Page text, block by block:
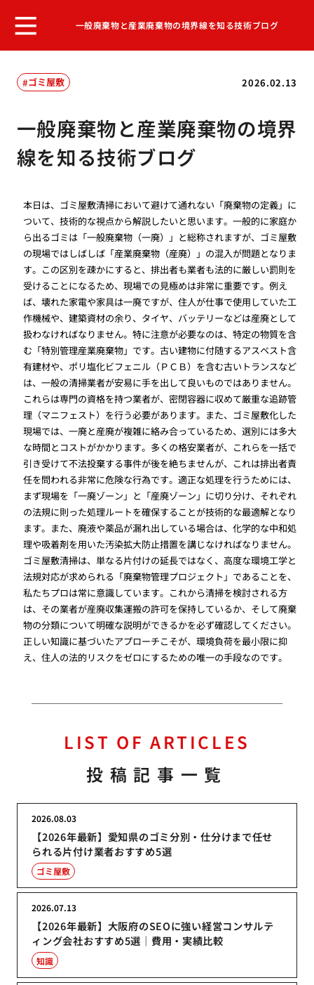
一般廃棄物と産業廃棄物の境界線を知る技術ブログ
2026.02.13
ゴミ屋敷
一般廃棄物と産業廃棄物の境界
線を知る技術ブログ
本日は、ゴミ屋敷清掃において避けて通れない「廃棄物の定義」に
ついて、技術的な視点から解説したいと思います。一般的に家庭か
ら出るゴミは「一般廃棄物（一廃）」と総称されますが、ゴミ屋敷
の現場ではしばしば「産業廃棄物（産廃）」の混入が問題となりま
す。この区別を疎かにすると、排出者も業者も法的に厳しい罰則を
受けることになるため、現場での見極めは非常に重要です。例え
ば、壊れた家電や家具は一廃ですが、住人が仕事で使用していた工
作機械や、建築資材の余り、タイヤ、バッテリーなどは産廃として
扱わなければなりません。特に注意が必要なのは、特定の物質を含
む「特別管理産業廃棄物」です。古い建物に付随するアスベスト含
有建材や、ポリ塩化ビフェニル（ＰＣＢ）を含む古いトランスなど
は、一般の清掃業者が安易に手を出して良いものではありません。
これらは専門の資格を持つ業者が、密閉容器に収めて厳重な追跡管
理（マニフェスト）を行う必要があります。また、ゴミ屋敷化した
現場では、一廃と産廃が複雑に絡み合っているため、選別には多大
な時間とコストがかかります。多くの格安業者が、これらを一括で
引き受けて不法投棄する事件が後を絶ちませんが、これは排出者責
任を問われる非常に危険な行為です。適正な処理を行うためには、
まず現場を「一廃ゾーン」と「産廃ゾーン」に切り分け、それぞれ
の法規に則った処理ルートを確保することが技術的な最適解となり
ます。また、廃液や薬品が漏れ出している場合は、化学的な中和処
理や吸着剤を用いた汚染拡大防止措置を講じなければなりません。
ゴミ屋敷清掃は、単なる片付けの延長ではなく、高度な環境工学と
法規対応が求められる「廃棄物管理プロジェクト」であることを、
私たちプロは常に意識しています。これから清掃を検討される方
は、その業者が産廃収集運搬の許可を保持しているか、そして廃棄
物の分類について明確な説明ができるかを必ず確認してください。
正しい知識に基づいたアプローチこそが、環境負荷を最小限に抑
え、住人の法的リスクをゼロにするための唯一の手段なのです。
LIST OF ARTICLES
投稿記事一覧
【2026年最新】愛知県のゴミ分別・仕分けまで任せ
られる片付け業者おすすめ5選
2026.08.03
ゴミ屋敷
【2026年最新】大阪府のSEOに強い経営コンサルテ
ィング会社おすすめ5選｜費用・実績比較
2026.07.13
知識